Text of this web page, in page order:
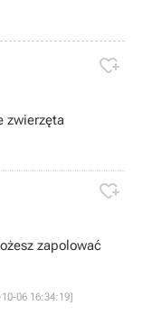

zwierzęta

zapolować
06 16:34:19]